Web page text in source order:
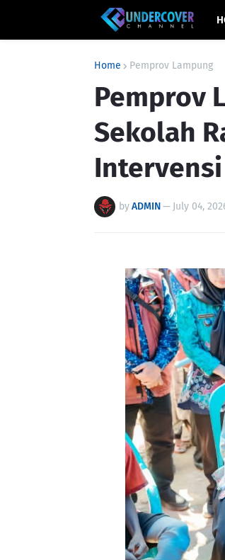
Home Pemprov Lampung
Pemprov
Sekolah
byADMIN— July 04,